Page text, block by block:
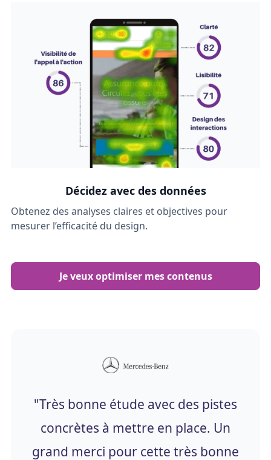
Décidez avec des données
Obtenez des analyses claires et objectives pour
mesurer l’efficacité du design.
Je veux optimiser mes contenus
"Très bonne étude avec des pistes
concrètes à mettre en place. Un
grand merci pour cette très bonne